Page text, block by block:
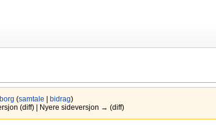
(samtale bidrag)
(diff) | Nyere sideversjon → (diff)